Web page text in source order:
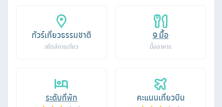
ทัวร์เที่ยวธรรมชาติ
สไตล์การเที่ยว
9มื้อ
มื้ออาหาร
ระดับที่พัก คะแนนเที่ยวบิน